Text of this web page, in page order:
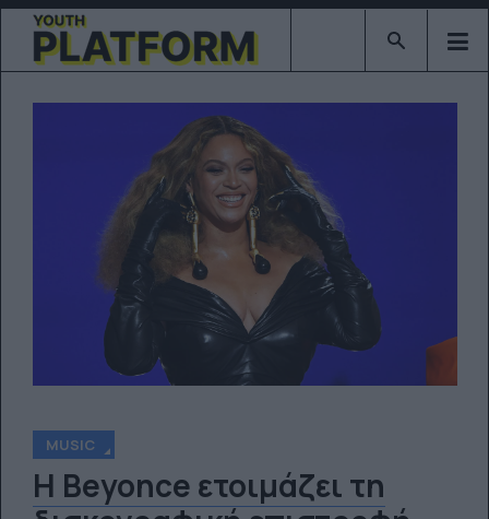
Type 2 or
MUSIC
Η Beyonce ετοιμάζει τη